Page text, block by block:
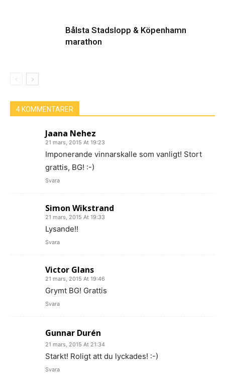
Bålsta Stadslopp & Köpenhamn
marathon
4 KOMMENTARER
Jaana Nehez
21 mars, 2015 At 19:23
Imponerande vinnarskalle som vanligt! Stort
grattis, BG! :-)
Svara
Simon Wikstrand
21 mars, 2015 At 19:33
Lysande!!
Svara
Victor Glans
21 mars, 2015 At 19:46
Grymt BG! Grattis
Svara
Gunnar Durén
21 mars, 2015 At 21:34
Starkt! Roligt att du lyckades! :-)
Svara